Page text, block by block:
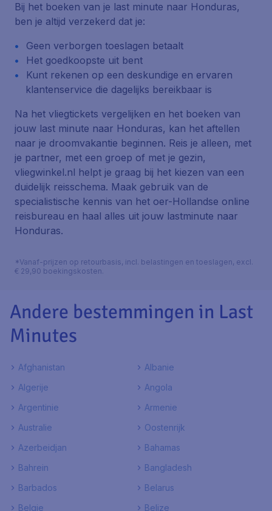
Bij het boeken van je last minute naar Honduras,
ben je altijd verzekerd dat je:
Geen verborgen toeslagen betaalt
Het goedkoopste uit bent
Kunt rekenen op een deskundige en ervaren
klantenservice die dagelijks bereikbaar is
Na het vliegtickets vergelijken en het boeken van
jouw last minute naar Honduras, kan het aftellen
naar je droomvakantie beginnen. Reis je alleen, met
je partner, met een groep of met je gezin,
vliegwinkel.nl helpt je graag bij het kiezen van een
duidelijk reisschema. Maak gebruik van de
specialistische kennis van het oer-Hollandse online
reisbureau en haal alles uit jouw lastminute naar
Honduras.
*Vanaf-prijzen op retourbasis, incl. belastingen en toeslagen, excl.
€ 29,90 boekingskosten.
Andere bestemmingen in Last
Minutes
Afghanistan
Albanie
Algerije
Angola
Argentinie
Armenie
Australie
Oostenrijk
Azerbeidjan
Bahamas
Bahrein
Bangladesh
Barbados
Belarus
Belgie
Belize